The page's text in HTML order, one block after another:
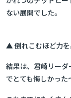
ない展開でした。
▲ 倒れこむほど力を
結果は、君崎リー
でとても悔しかった